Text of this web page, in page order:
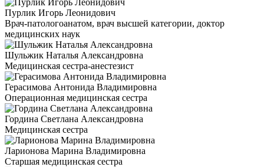
Пурлик Игорь Леонидович
Врач-патологоанатом, врач высшей категории, доктор
медицинских наук
Шульжик Наталья Александровна
Медицинская сестра-анестезист
Герасимова Антонида Владимировна
Операционная медицинская сестра
Гордина Светлана Александровна
Медицинская сестра
Ларионова Марина Владимировна
Старшая медицинская сестра